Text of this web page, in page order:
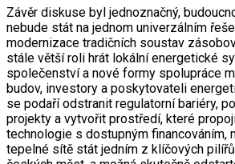
Závěr diskuse byl jednoznačný,
nebude stát na jednom univerzálním
modernizace tradičních soustav
stále větší roli hrát lokální energetické
společenství a nové formy spolupráce
budov, investory a poskytovateli
se podaří odstranit regulatorní bariéry,
projekty a vytvořit prostředí, které
technologie s dostupným financováním,
tepelné sítě stát jedním z klíčových